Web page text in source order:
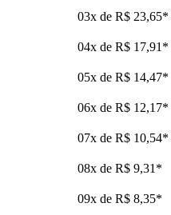
03x de R$ 23,65*
04x de R$ 17,91 *
05x de R$ 14,47*
06x de R$ 12,17*
07x de R$ 10,54*
08x de R$ 9,31 *
09x de R$ 8,35*